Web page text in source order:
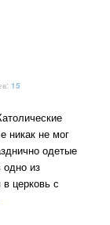
15
никак не мог
одетые
из
церковь с